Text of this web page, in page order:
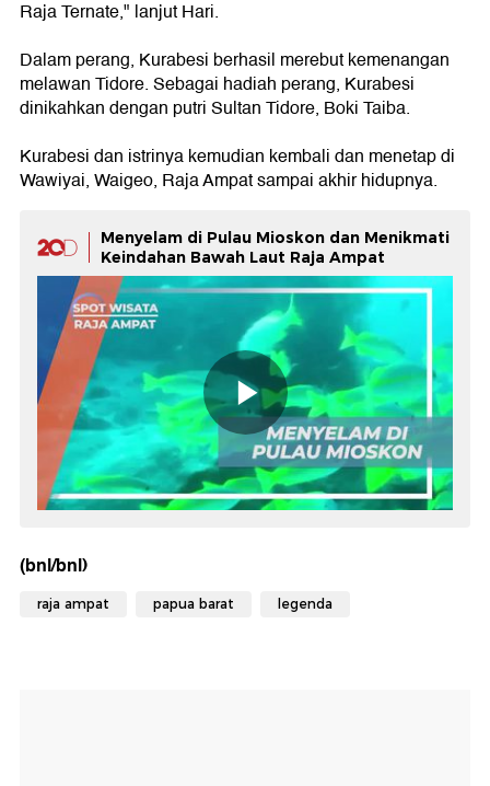
Raja Ternate," lanjut Hari.
Dalam perang, Kurabesi berhasil merebut kemenangan
melawan Tidore. Sebagai hadiah perang, Kurabesi
dinikahkan dengan putri Sultan Tidore, Boki Taiba.
Kurabesi dan istrinya kemudian kembali dan menetap di
Wawiyai, Waigeo, Raja Ampat sampai akhir hidupnya.
Menyelam di Pulau Mioskon dan Menikmati
Keindahan Bawah Laut Raja Ampat
(bnl/bnl)
raja ampat papua barat legenda